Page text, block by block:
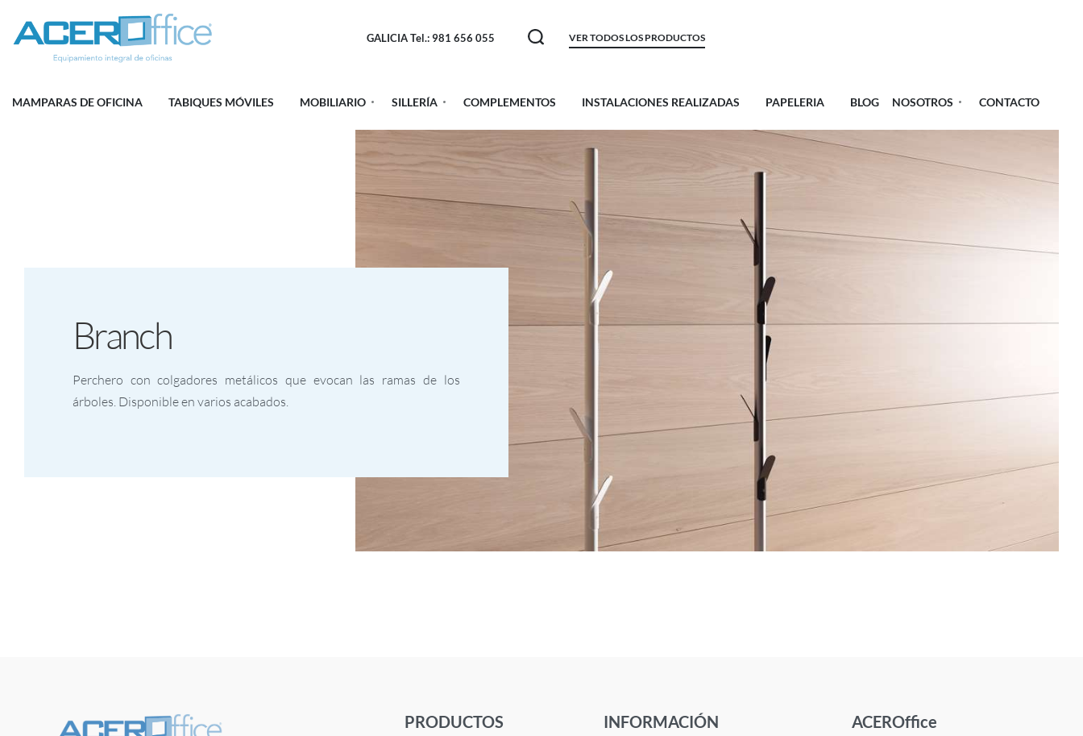
GALICIA Tel.: 981 656 055 VER TODOS LOS PRODUCTOS
MAMPARAS DE OFICINA TABIQUES MÓVILES MOBILIARIO SILLERÍA COMPLEMENTOS INSTALACIONES REALIZADAS PAPELERIA BLOG NOSOTROS CONTACTO
Branch
Perchero con colgadores metálicos que evocan las ramas de los
árboles. Disponible en varios acabados.
PRODUCTOS INFORMACIÓN ACEROffice